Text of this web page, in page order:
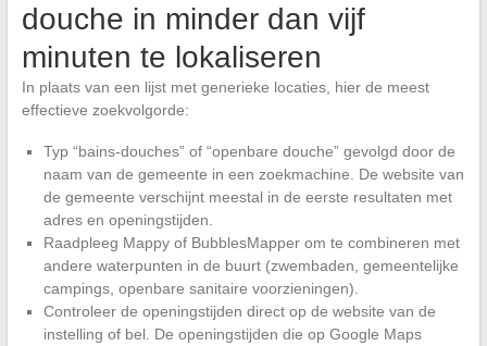
douche in minder dan vijf
minuten te lokaliseren
In plaats van een lijst met generieke locaties, hier de meest
effectieve zoekvolgorde:
Typ “bains-douches” of “openbare douche” gevolgd door de
naam van de gemeente in een zoekmachine. De website van
de gemeente verschijnt meestal in de eerste resultaten met
adres en openingstijden.
Raadpleeg Mappy of BubblesMapper om te combineren met
andere waterpunten in de buurt (zwembaden, gemeentelijke
campings, openbare sanitaire voorzieningen).
Controleer de openingstijden direct op de website van de
instelling of bel. De openingstijden die op Google Maps